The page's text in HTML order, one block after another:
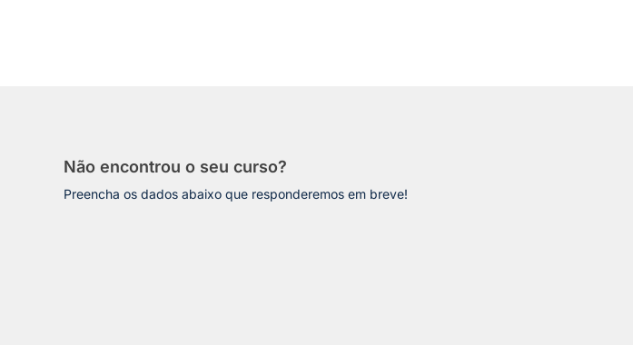
Não encontrou o seu curso?
Preencha os dados abaixo que responderemos em breve!